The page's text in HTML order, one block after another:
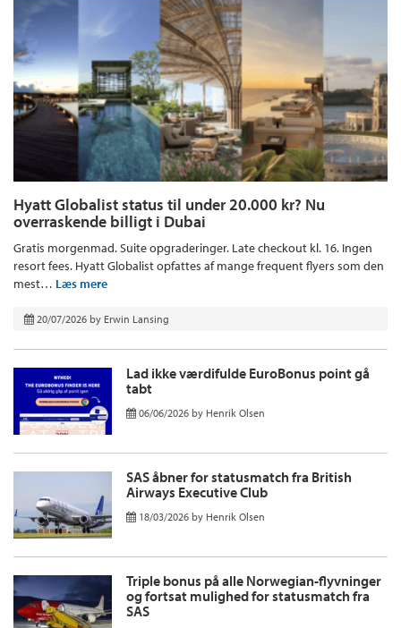
Hyatt Globalist status til under 20.000 kr? Nu
overraskende billigt i Dubai
Gratis morgenmad. Suite opgraderinger. Late checkout kl. 16. Ingen
resort fees. Hyatt Globalist opfattes af mange frequent flyers som den
mest… Læs mere
20/07/2026 by Erwin Lansing
Lad ikke værdifulde EuroBonus point gå
tabt
06/06/2026 by Henrik Olsen
SAS åbner for statusmatch fra British
Airways Executive Club
18/03/2026 by Henrik Olsen
Triple bonus på alle Norwegian-flyvninger
og fortsat mulighed for statusmatch fra
SAS